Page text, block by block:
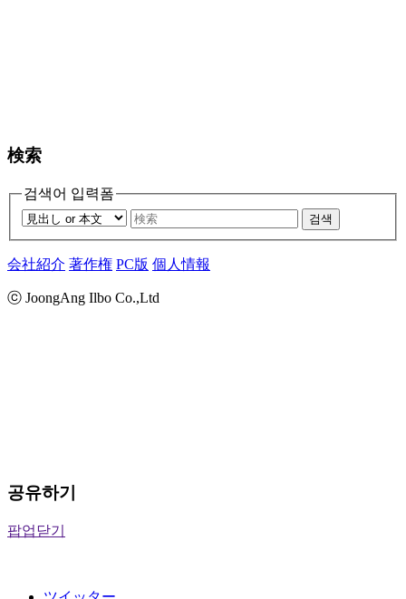
検索
검색어 입력폼
검색
会社紹介 著作権 PC版 個人情報
ⓒ JoongAng Ilbo Co.,Ltd
공유하기
팝업닫기